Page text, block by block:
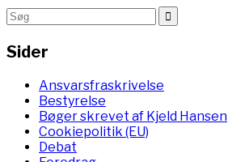
Sider
Ansvarsfraskrivelse
Bestyrelse
Bøger skrevet af Kjeld Hansen
Cookiepolitik (EU)
Debat